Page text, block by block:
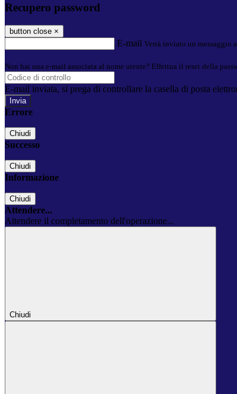
Recupero password
button close ×
E-mail Verrà inviato un messaggio
Non hai una e-mail associata al nome utente? Effettua il reset della
E-mail inviata, si prega di controllare la casella di posta
Errore
Chiudi
Successo
Chiudi
Informazione
Chiudi
Attendere...
Attendere il completamento dell'operazione...
Chiudi